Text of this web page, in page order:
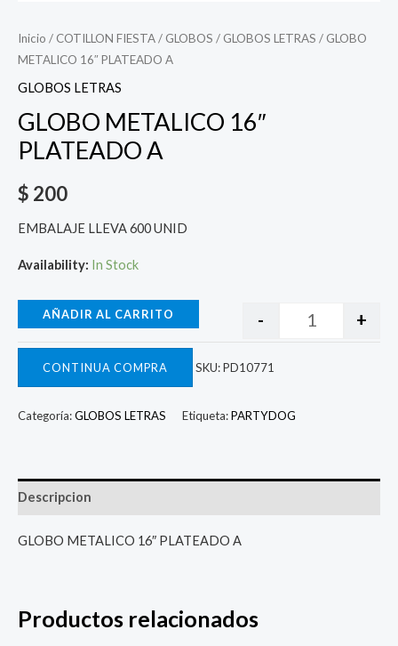
Inicio / COTILLON FIESTA/ GLOBOS / GLOBOS LETRAS / GLOBO
METALICO 16″ PLATEADO A
GLOBOS LETRAS
GLOBO METALICO 16″
PLATEADO A
$ 200
EMBALAJE LLEVA 600 UNID
Availability: In Stock
- +
AÑADIR AL CARRITO
CONTINUA COMPRA SKU:PD10771
Categoría:GLOBOS LETRAS Etiqueta:PARTYDOG
Descripcion
GLOBO METALICO 16″ PLATEADO A
Productos relacionados